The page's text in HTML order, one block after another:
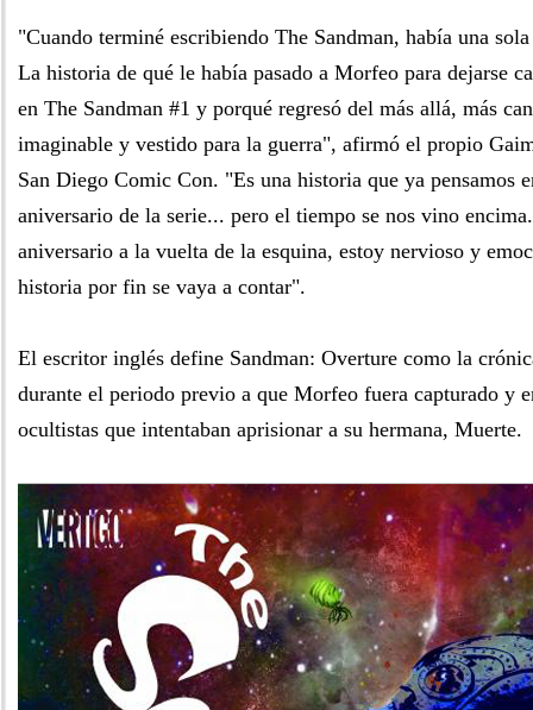
"Cuando terminé escribiendo The Sandman, había una
La historia de qué le había pasado a Morfeo para dejarse
en The Sandman #1 y porqué regresó del más allá, más
imaginable y vestido para la guerra", afirmó el propio
San Diego Comic Con. "Es una historia que ya pensamos
aniversario de la serie... pero el tiempo se nos vino
aniversario a la vuelta de la esquina, estoy nervioso y
historia por fin se vaya a contar".
El escritor inglés define Sandman: Overture como la
durante el periodo previo a que Morfeo fuera capturado y
ocultistas que intentaban aprisionar a su hermana, Muerte.